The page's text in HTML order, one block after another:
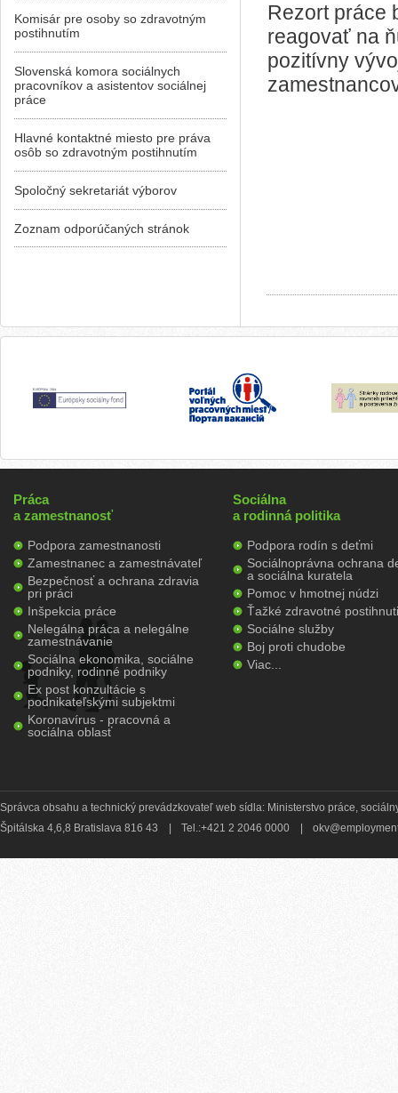
Rezort práce
reagovať na
pozitívny
Komisár pre osoby so zdravotným
postihnutím
Slovenská komora sociálnych
pracovníkov a asistentov sociálnej
práce
Hlavné kontaktné miesto pre práva
osôb so zdravotným postihnutím
Spoločný sekretariát výborov
Zoznam odporúčaných stránok
Práca
a zamestnanosť
Podpora zamestnanosti
Zamestnanec a zamestnávateľ
Bezpečnosť a ochrana zdravia
pri práci
Inšpekcia práce
Nelegálna práca a nelegálne
zamestnávanie
Sociálna ekonomika, sociálne
podniky, rodinné podniky
Ex post konzultácie s
podnikateľskými subjektmi
Koronavírus - pracovná a
sociálna oblasť
Sociálna
a rodinná politika
Podpora rodín s deťmi
Sociálnoprávna ochrana
a sociálna kuratela
Pomoc v hmotnej núdzi
Ťažké zdravotné
Sociálne služby
Boj proti chudobe
Viac...
Správca obsahu a technický prevádzkovateľ web sídla: Ministerstvo práce,
Špitálska 4,6,8 Bratislava 816 43
Tel.:+421 2 2046 0000